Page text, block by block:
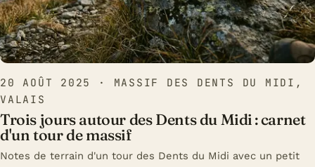
20 AOÛT 2025
· MASSIF DES DENTS DU MIDI,
VALAIS
Trois jours autour des Dents du Midi : carnet
d'un tour de massif
Notes de terrain d'un tour des Dents du Midi avec un petit